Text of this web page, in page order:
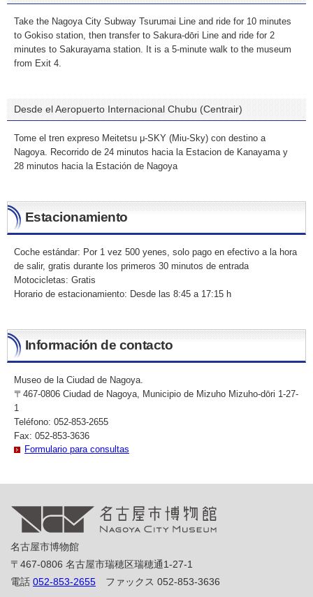
Take the Nagoya City Subway Tsurumai Line and ride for 10 minutes
to Gokiso station, then transfer to Sakura-dōri Line and ride for 2
minutes to Sakurayama station. It is a 5-minute walk to the museum
from Exit 4.
Desde el Aeropuerto Internacional Chubu (Centrair)
Tome el tren expreso Meitetsu μ-SKY (Miu-Sky) con destino a
Nagoya. Recorrido de 24 minutos hacia la Estacion de Kanayama y
28 minutos hacia la Estación de Nagoya
Estacionamiento
Coche estándar: Por 1 vez 500 yenes, solo pago en efectivo a la hora
de salir, gratis durante los primeros 30 minutos de entrada
Motocicletas: Gratis
Horario de estacionamiento: Desde las 8:45 a 17:15 h
Información de contacto
Museo de la Ciudad de Nagoya.
〒467-0806 Ciudad de Nagoya, Municipio de Mizuho Mizuho-dōri 1-27-
1
Teléfono: 052-853-2655
Fax: 052-853-3636
Formulario para consultas
名古屋市博物館
〒467-0806 名古屋市瑞穂区瑞穂通1-27-1
電話 052-853-2655 ファックス 052-853-3636